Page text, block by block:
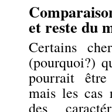
et reste du
Certains
(pourquoi?)
pourrait
mais les cas
des